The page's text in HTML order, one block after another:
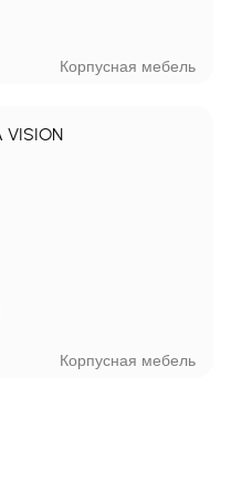
Корпусная мебель
Корпусная мебель